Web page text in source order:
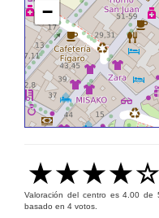
−
Valoración del centro es4.00 de
basado en 4 votos.